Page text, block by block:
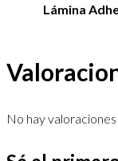
Lámina
No hay valoraciones